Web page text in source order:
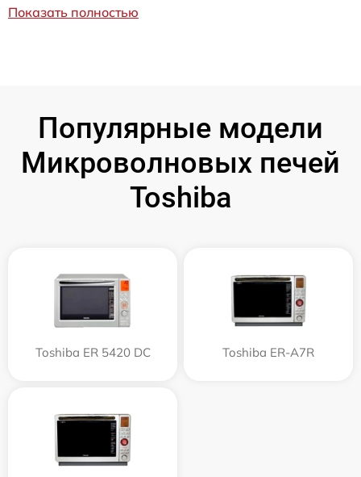
Показать полностью
Популярные модели
Микроволновых печей
Toshiba
Toshiba ER 5420 DC Toshiba ER-A7R